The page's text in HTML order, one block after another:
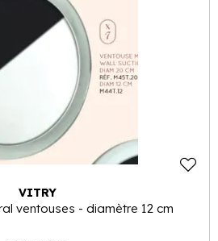
VITRY
ventouses - diamètre 12 cm